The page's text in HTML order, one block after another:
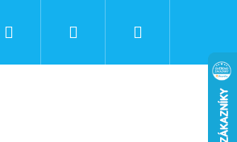
podmínky Podmínky ochrany
Prihlásenie